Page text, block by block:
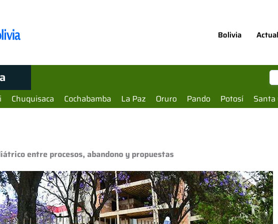
Bolivia
Chuquisaca Cochabamba La Paz Oruro Pando Potosí Santa
entre procesos, abandono y propuestas